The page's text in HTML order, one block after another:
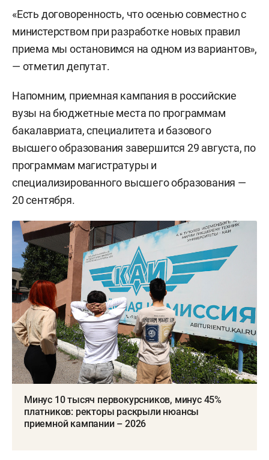
«Есть договоренность, что осенью совместно с
министерством при разработке новых правил
приема мы остановимся на одном из вариантов»,
— отметил депутат.
Напомним, приемная кампания в российские
вузы на бюджетные места по программам
бакалавриата, специалитета и базового
высшего образования завершится 29 августа, по
программам магистратуры и
специализированного высшего образования —
20 сентября.
Минус 10 тысяч первокурсников, минус 45%
платников: ректоры раскрыли нюансы
приемной кампании – 2026